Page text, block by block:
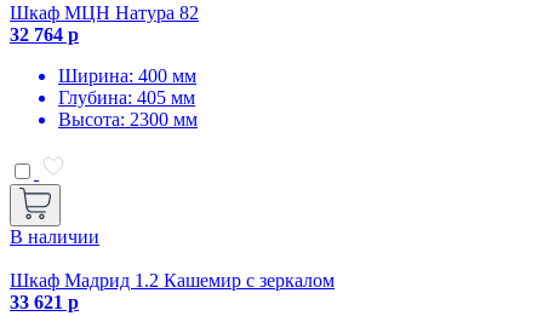
Шкаф МЦН Натура 82
32 764 р
Ширина: 400 мм
Глубина: 405 мм
Высота: 2300 мм
В наличии
Шкаф Мадрид 1.2 Кашемир с зеркалом
33 621 р